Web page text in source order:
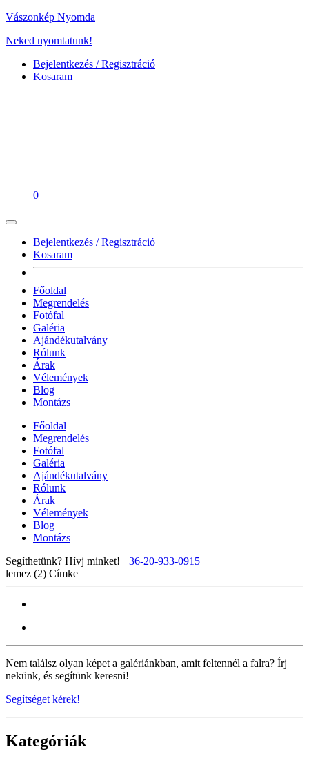
Vászonkép Nyomda
Neked nyomtatunk!
Bejelentkezés / Regisztráció
Kosaram
0
Bejelentkezés / Regisztráció
Kosaram
Főoldal
Megrendelés
Fotófal
Galéria
Ajándékutalvány
Rólunk
Árak
Vélemények
Blog
Montázs
Főoldal
Megrendelés
Fotófal
Galéria
Ajándékutalvány
Rólunk
Árak
Vélemények
Blog
Montázs
Segíthetünk? Hívj minket! +36-20-933-0915
lemez (2) Címke
Nem találsz olyan képet a galériánkban, amit feltennél a falra? Írj
nekünk, és segítünk keresni!
Segítséget kérek!
Kategóriák